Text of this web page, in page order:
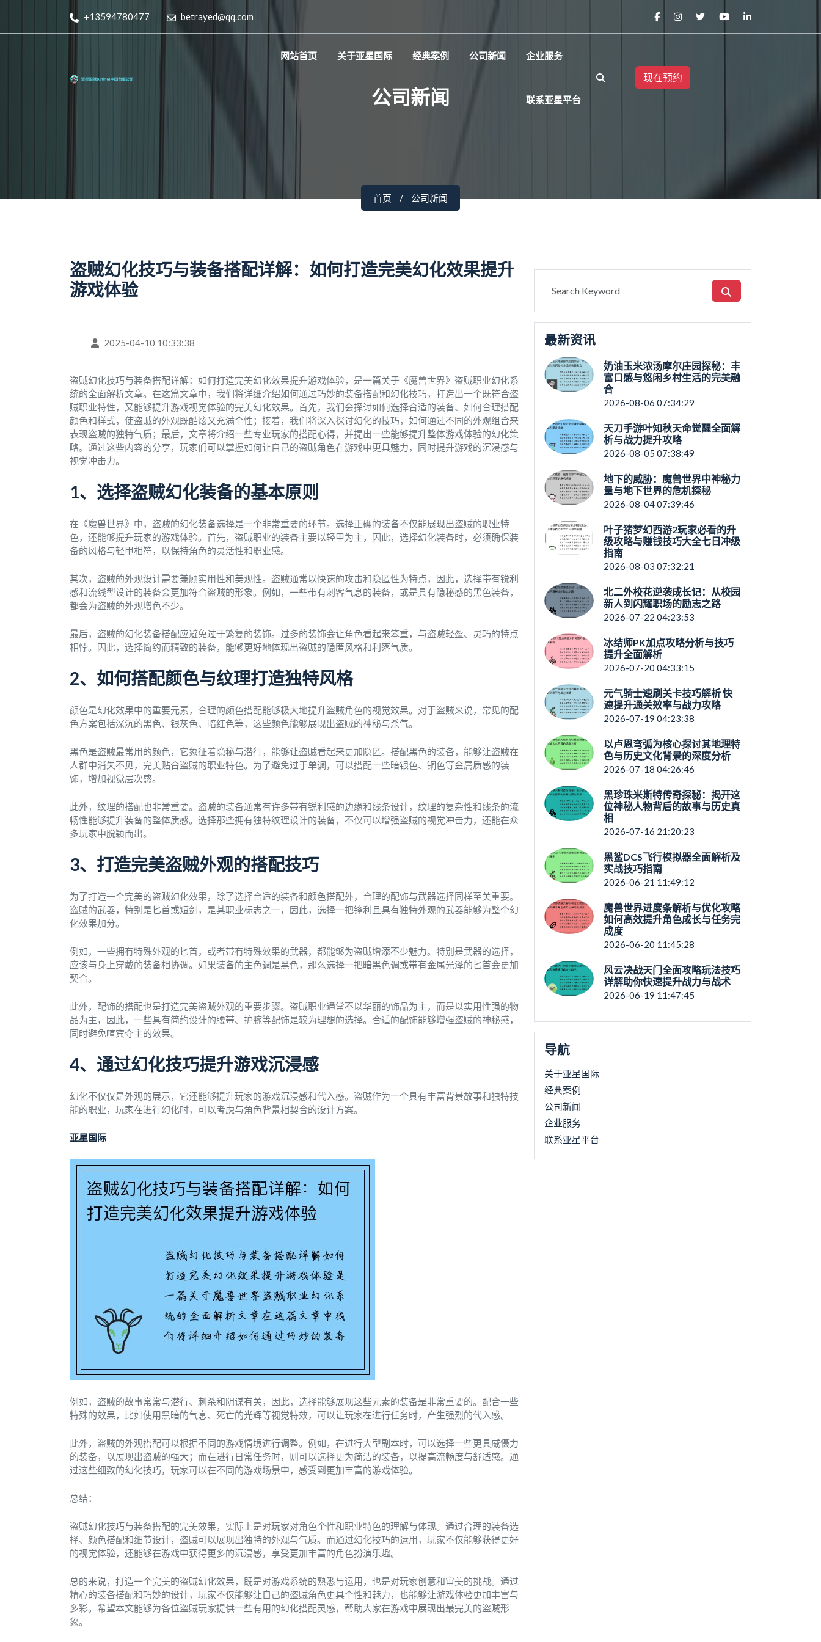
+13594780477 betrayed@qq.com
网站首页 关于亚星国际 经典案例 公司新闻 企业服务
联系亚星平台
现在预约
公司新闻
首页 公司新闻
盗贼幻化技巧与装备搭配详解：如何打造完美幻化效果提升
游戏体验
2025-04-10 10:33:38
盗贼幻化技巧与装备搭配详解：如何打造完美幻化效果提升游戏体验，是一篇关于《魔兽世界》盗贼职业幻化系
统的全面解析文章。在这篇文章中，我们将详细介绍如何通过巧妙的装备搭配和幻化技巧，打造出一个既符合盗
贼职业特性，又能够提升游戏视觉体验的完美幻化效果。首先，我们会探讨如何选择合适的装备、如何合理搭配
颜色和样式，使盗贼的外观既酷炫又充满个性；接着，我们将深入探讨幻化的技巧，如何通过不同的外观组合来
表现盗贼的独特气质；最后，文章将介绍一些专业玩家的搭配心得，并提出一些能够提升整体游戏体验的幻化策
略。通过这些内容的分享，玩家们可以掌握如何让自己的盗贼角色在游戏中更具魅力，同时提升游戏的沉浸感与
视觉冲击力。
1、选择盗贼幻化装备的基本原则
在《魔兽世界》中，盗贼的幻化装备选择是一个非常重要的环节。选择正确的装备不仅能展现出盗贼的职业特
色，还能够提升玩家的游戏体验。首先，盗贼职业的装备主要以轻甲为主，因此，选择幻化装备时，必须确保装
备的风格与轻甲相符，以保持角色的灵活性和职业感。
其次，盗贼的外观设计需要兼顾实用性和美观性。盗贼通常以快速的攻击和隐匿性为特点，因此，选择带有锐利
感和流线型设计的装备会更加符合盗贼的形象。例如，一些带有刺客气息的装备，或是具有隐秘感的黑色装备，
都会为盗贼的外观增色不少。
最后，盗贼的幻化装备搭配应避免过于繁复的装饰。过多的装饰会让角色看起来笨重，与盗贼轻盈、灵巧的特点
相悖。因此，选择简约而精致的装备，能够更好地体现出盗贼的隐匿风格和利落气质。
2、如何搭配颜色与纹理打造独特风格
颜色是幻化效果中的重要元素，合理的颜色搭配能够极大地提升盗贼角色的视觉效果。对于盗贼来说，常见的配
色方案包括深沉的黑色、银灰色、暗红色等，这些颜色能够展现出盗贼的神秘与杀气。
黑色是盗贼最常用的颜色，它象征着隐秘与潜行，能够让盗贼看起来更加隐匿。搭配黑色的装备，能够让盗贼在
人群中消失不见，完美贴合盗贼的职业特色。为了避免过于单调，可以搭配一些暗银色、铜色等金属质感的装
饰，增加视觉层次感。
此外，纹理的搭配也非常重要。盗贼的装备通常有许多带有锐利感的边缘和线条设计，纹理的复杂性和线条的流
畅性能够提升装备的整体质感。选择那些拥有独特纹理设计的装备，不仅可以增强盗贼的视觉冲击力，还能在众
多玩家中脱颖而出。
3、打造完美盗贼外观的搭配技巧
为了打造一个完美的盗贼幻化效果，除了选择合适的装备和颜色搭配外，合理的配饰与武器选择同样至关重要。
盗贼的武器，特别是匕首或短剑，是其职业标志之一，因此，选择一把锋利且具有独特外观的武器能够为整个幻
化效果加分。
例如，一些拥有特殊外观的匕首，或者带有特殊效果的武器，都能够为盗贼增添不少魅力。特别是武器的选择，
应该与身上穿戴的装备相协调。如果装备的主色调是黑色，那么选择一把暗黑色调或带有金属光泽的匕首会更加
契合。
此外，配饰的搭配也是打造完美盗贼外观的重要步骤。盗贼职业通常不以华丽的饰品为主，而是以实用性强的物
品为主，因此，一些具有简约设计的腰带、护腕等配饰是较为理想的选择。合适的配饰能够增强盗贼的神秘感，
同时避免喧宾夺主的效果。
4、通过幻化技巧提升游戏沉浸感
幻化不仅仅是外观的展示，它还能够提升玩家的游戏沉浸感和代入感。盗贼作为一个具有丰富背景故事和独特技
能的职业，玩家在进行幻化时，可以考虑与角色背景相契合的设计方案。
亚星国际
例如，盗贼的故事常常与潜行、刺杀和阴谋有关，因此，选择能够展现这些元素的装备是非常重要的。配合一些
特殊的效果，比如使用黑暗的气息、死亡的光辉等视觉特效，可以让玩家在进行任务时，产生强烈的代入感。
此外，盗贼的外观搭配可以根据不同的游戏情境进行调整。例如，在进行大型副本时，可以选择一些更具威慑力
的装备，以展现出盗贼的强大；而在进行日常任务时，则可以选择更为简洁的装备，以提高流畅度与舒适感。通
过这些细致的幻化技巧，玩家可以在不同的游戏场景中，感受到更加丰富的游戏体验。
总结：
盗贼幻化技巧与装备搭配的完美效果，实际上是对玩家对角色个性和职业特色的理解与体现。通过合理的装备选
择、颜色搭配和细节设计，盗贼可以展现出独特的外观与气质。而通过幻化技巧的运用，玩家不仅能够获得更好
的视觉体验，还能够在游戏中获得更多的沉浸感，享受更加丰富的角色扮演乐趣。
总的来说，打造一个完美的盗贼幻化效果，既是对游戏系统的熟悉与运用，也是对玩家创意和审美的挑战。通过
精心的装备搭配和巧妙的设计，玩家不仅能够让自己的盗贼角色更具个性和魅力，也能够让游戏体验更加丰富与
多彩。希望本文能够为各位盗贼玩家提供一些有用的幻化搭配灵感，帮助大家在游戏中展现出最完美的盗贼形
象。
最新资讯
奶油玉米浓汤摩尔庄园探秘：丰
富口感与悠闲乡村生活的完美融
合
2026-08-06 07:34:29
天刀手游叶知秋天命觉醒全面解
析与战力提升攻略
2026-08-05 07:38:49
地下的威胁：魔兽世界中神秘力
量与地下世界的危机探秘
2026-08-04 07:39:46
叶子猪梦幻西游2玩家必看的升
级攻略与赚钱技巧大全七日冲级
指南
2026-08-03 07:32:21
北二外校花逆袭成长记：从校园
新人到闪耀职场的励志之路
2026-07-22 04:23:53
冰结师PK加点攻略分析与技巧
提升全面解析
2026-07-20 04:33:15
元气骑士速刷关卡技巧解析 快
速提升通关效率与战力攻略
2026-07-19 04:23:38
以卢恩弯弧为核心探讨其地理特
色与历史文化背景的深度分析
2026-07-18 04:26:46
黑珍珠米斯特传奇探秘：揭开这
位神秘人物背后的故事与历史真
相
2026-07-16 21:20:23
黑鲨DCS飞行模拟器全面解析及
实战技巧指南
2026-06-21 11:49:12
魔兽世界进度条解析与优化攻略
如何高效提升角色成长与任务完
成度
2026-06-20 11:45:28
风云决战天门全面攻略玩法技巧
详解助你快速提升战力与战术
2026-06-19 11:47:45
导航
关于亚星国际
经典案例
公司新闻
企业服务
联系亚星平台